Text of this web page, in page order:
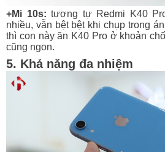
+Mi 10s: tương tự Redmi K40
nhiều, vẫn bệt bệt khi chụp trong
thì con này ăn K40 Pro ở khoản
cũng ngon.
5. Khả năng đa nhiệm